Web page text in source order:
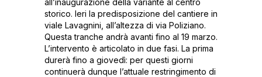
all’inaugurazione della variante al centro
storico. Ieri la predisposizione del cantiere in
viale Lavagnini, all’altezza di via Poliziano.
Questa tranche andrà avanti fino al 19 marzo.
L’intervento è articolato in due fasi. La prima
durerà fino a giovedì: per questi giorni
continuerà dunque l’attuale restringimento di